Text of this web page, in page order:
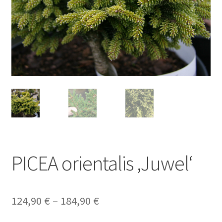
PICEA orientalis ‚Juwel‘
124,90 € – 184,90 €Preisspanne: